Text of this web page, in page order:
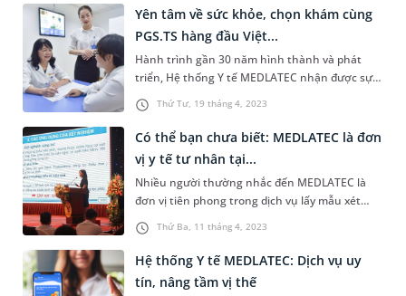
sóc sức khỏe ngày càng cao của người dân trên
Thứ Tư, 19 tháng 4, 2023
Yên tâm về sức khỏe, chọn khám cùng
PGS.TS hàng đầu Việt...
Hành trình gần 30 năm hình thành và phát
triển, Hệ thống Y tế MEDLATEC nhận được sự
tín nhiệm chăm sóc sức khỏe của đông đảo
người dân trên khắp mọi miền Tổ quốc. Một
trong những lý do hàng đầu khiến người dân
tin chọn bởi MEDLATEC luôn là địa chỉ y tế uy
tín, quy tụ đội ngũ chuyên gia đầu ngành của
Việt Nam.
Thứ Ba, 11 tháng 4, 2023
Có thể bạn chưa biết: MEDLATEC là đơn
vị y tế tư nhân tại...
Nhiều người thường nhắc đến MEDLATEC là
đơn vị tiên phong trong dịch vụ lấy mẫu xét
nghiệm tận nơi, có hệ thống chi nhánh, văn
phòng phủ rộng khắp Việt Nam; nhưng ít ai
nhắc đến "MEDLATEC là đơn vị y tế tư nhân
được cấp chứng chỉ đào tạo cho các y, bác sĩ".
Và đây là điều chúng tôi muốn nói đến trong bài
Hệ thống Y tế MEDLATEC: Dịch vụ uy
tín, nâng tầm vị thế